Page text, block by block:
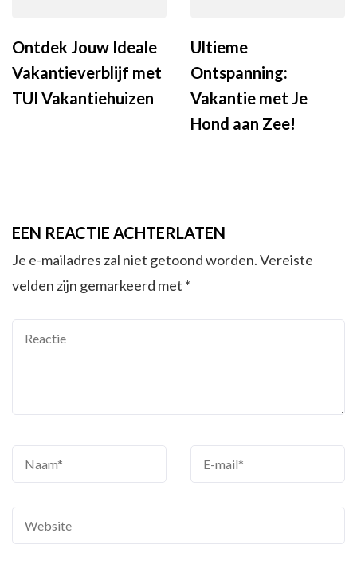
Ontdek Jouw Ideale
Vakantieverblijf met
TUI Vakantiehuizen
Ultieme
Ontspanning:
Vakantie met Je
Hond aan Zee!
EEN REACTIE ACHTERLATEN
Je e-mailadres zal niet getoond worden.Vereiste
velden zijn gemarkeerd met *